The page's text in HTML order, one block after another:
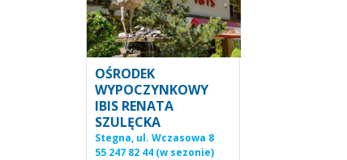
OŚRODEK
WYPOCZYNKOWY
IBIS RENATA
SZULĘCKA
Stegna, ul. Wczasowa 8
55 247 82 44 (w sezonie)